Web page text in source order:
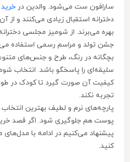
سارافون ست می‌شود. والدین در
دخترانه استقبال زیادی می‌کنند و
بهره می‌برند. از شومیز مجلسی
جشن تولد و مراسم رسمی استفاده
بچگانه در رنگ، طرح و جنس‌های
سلیقه‌ای را پاسخگو باشد. انتخاب
کیفیت آن صورت گیرد تا کودک در
تجربه نکند.
پارچه‌های نرم و لطیف بهترین
پوست هم جلوگیری شود. اگر قصد خرید
پیشنهاد می‌کنیم در ادامه با
کنید.